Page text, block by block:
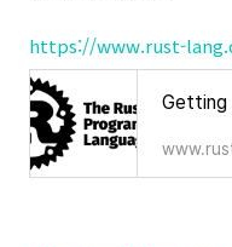
https://www.rust-